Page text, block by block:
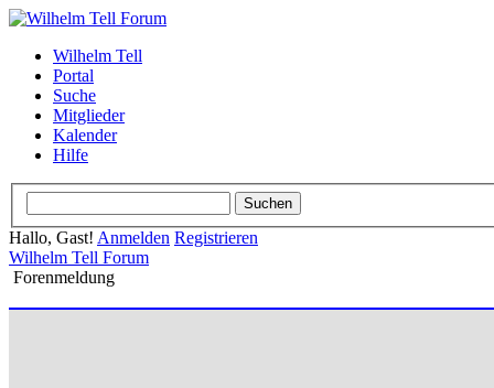
Wilhelm Tell
Portal
Suche
Mitglieder
Kalender
Hilfe
Hallo, Gast! Anmelden Registrieren
Wilhelm Tell Forum
Forenmeldung